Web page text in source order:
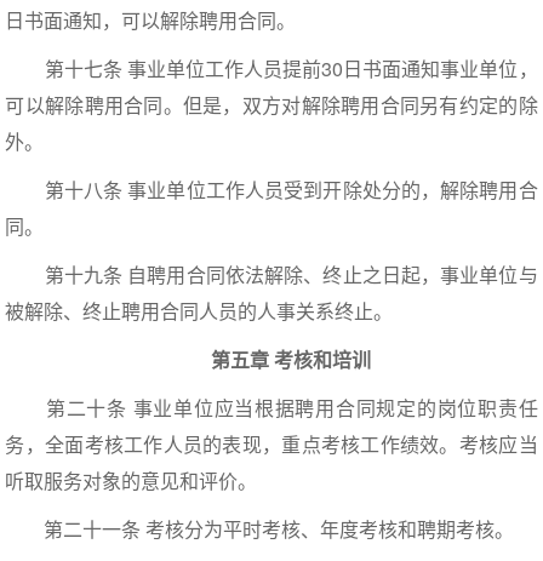
日书面通知，可以解除聘用合同。
第十七条 事业单位工作人员提前30日书面通知事业单位，
可以解除聘用合同。但是，双方对解除聘用合同另有约定的除
外。
第十八条 事业单位工作人员受到开除处分的，解除聘用合
同。
第十九条 自聘用合同依法解除、终止之日起，事业单位与
被解除、终止聘用合同人员的人事关系终止。
第五章 考核和培训
第二十条 事业单位应当根据聘用合同规定的岗位职责任
务，全面考核工作人员的表现，重点考核工作绩效。考核应当
听取服务对象的意见和评价。
第二十一条 考核分为平时考核、年度考核和聘期考核。